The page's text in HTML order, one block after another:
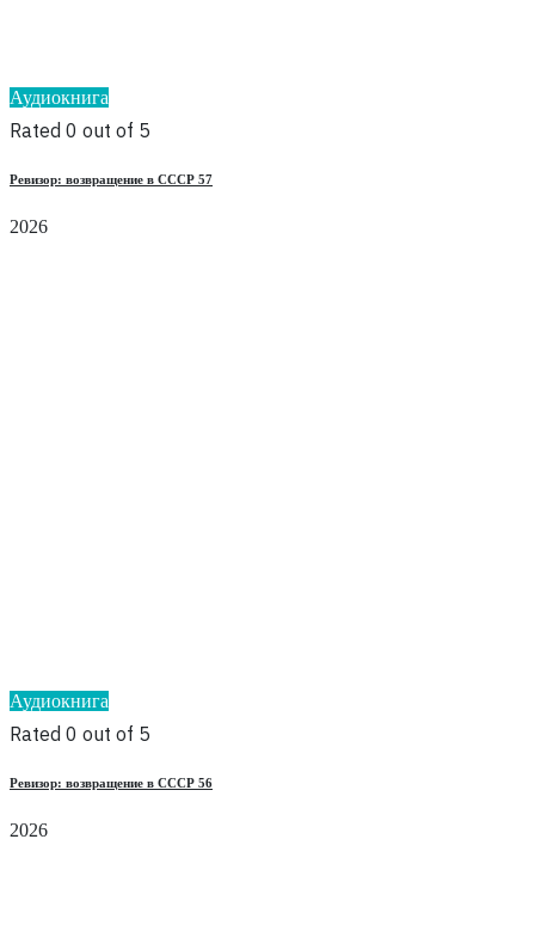
Аудиокнига
Rated 0 out of 5
Ревизор: возвращение в СССР 57
2026
Аудиокнига
Rated 0 out of 5
Ревизор: возвращение в СССР 56
2026